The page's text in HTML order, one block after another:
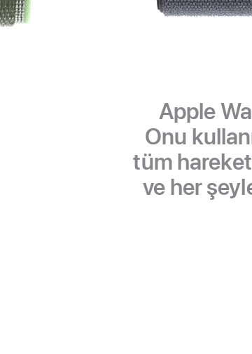
Apple
Onu
tüm
ve her